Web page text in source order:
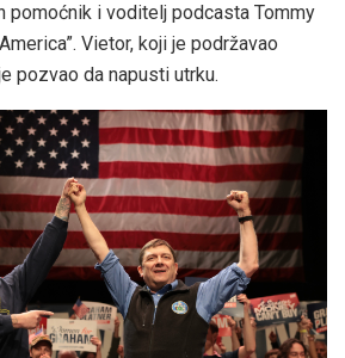
pomoćnik i voditelj podcasta Tommy
Vietor, koji je podržavao
pozvao da napusti utrku.